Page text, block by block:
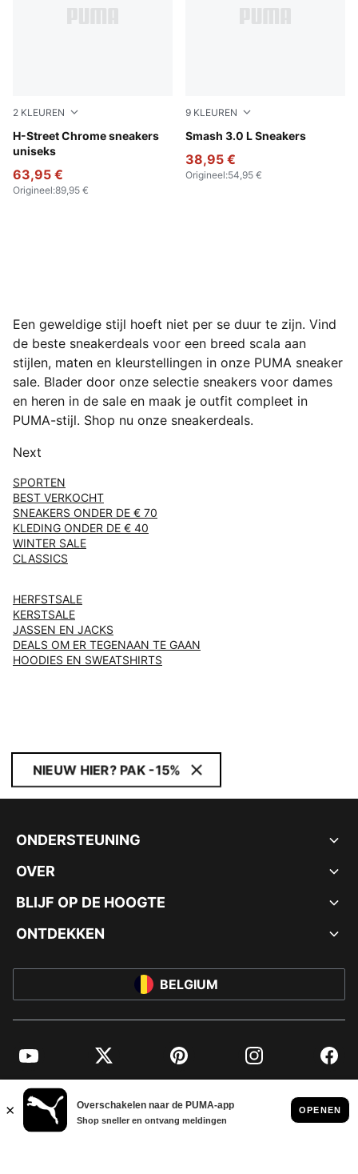
2 KLEUREN
H-Street Chrome sneakers
uniseks
PUMA Gold-PUMA Black
63,95 €
Origineel:89,95 €
9 KLEUREN
Smash 3.0 L Sneakers
PUMA White-PUMA White-
38,95 €
Origineel:54,95 €
Een geweldige stijl hoeft niet per se duur te zijn. Vind
de beste sneakerdeals voor een breed scala aan
stijlen, maten en kleurstellingen in onze PUMA sneaker
sale. Blader door onze selectie sneakers voor dames
en heren in de sale en maak je outfit compleet in
PUMA-stijl. Shop nu onze sneakerdeals.
Next
SPORTEN
BEST VERKOCHT
SNEAKERS ONDER DE € 70
KLEDING ONDER DE € 40
WINTER SALE
CLASSICS
HERFSTSALE
KERSTSALE
JASSEN EN JACKS
DEALS OM ER TEGENAAN TE GAAN
HOODIES EN SWEATSHIRTS
NIEUW HIER? PAK -15%
ONDERSTEUNING
OVER
BLIJF OP DE HOOGTE
ONTDEKKEN
BELGIUM
YouTube Twitter Pinterest Instagram
© PUMA EUROPE GMBH, 2026. ALLE RECHTEN VOORBEHOUDEN
BEDRIJFSGEGEVENS EN JURIDISCHE GEGEVENS